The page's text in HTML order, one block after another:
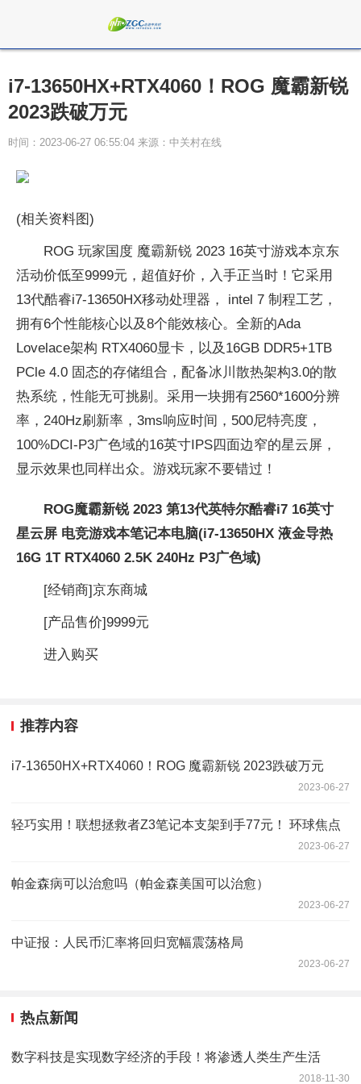
i7-13650HX+RTX4060！ROG 魔霸新锐
2023跌破万元
时间：2023-06-27 06:55:04 来源：中关村在线
(相关资料图)
ROG 玩家国度 魔霸新锐 2023 16英寸游戏本京东
活动价低至9999元，超值好价，入手正当时！它采用
13代酷睿i7-13650HX移动处理器， intel 7 制程工艺，
拥有6个性能核心以及8个能效核心。全新的Ada
Lovelace架构 RTX4060显卡，以及16GB DDR5+1TB
PCle 4.0 固态的存储组合，配备冰川散热架构3.0的散
热系统，性能无可挑剔。采用一块拥有2560*1600分辨
率，240Hz刷新率，3ms响应时间，500尼特亮度，
100%DCI-P3广色域的16英寸IPS四面边窄的星云屏，
显示效果也同样出众。游戏玩家不要错过！
ROG魔霸新锐 2023 第13代英特尔酷睿i7 16英寸
星云屏 电竞游戏本笔记本电脑(i7-13650HX 液金导热
16G 1T RTX4060 2.5K 240Hz P3广色域)
[经销商]京东商城
[产品售价]9999元
进入购买
推荐内容
i7-13650HX+RTX4060！ROG 魔霸新锐 2023跌破万元
2023-06-27
轻巧实用！联想拯救者Z3笔记本支架到手77元！ 环球焦点
2023-06-27
帕金森病可以治愈吗（帕金森美国可以治愈）
2023-06-27
中证报：人民币汇率将回归宽幅震荡格局
2023-06-27
热点新闻
数字科技是实现数字经济的手段！将渗透人类生产生活
2018-11-30